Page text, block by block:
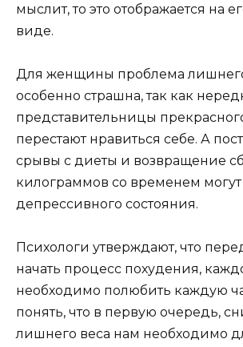
мыслит, то это отображается на
виде.
Для женщины проблема
особенно страшна, так как
представительницы
перестают нравиться себе. А
срывы с диеты и возвращение
килограммов со временем
депрессивного состояния.
Психологи утверждают, что
начать процесс похудения,
необходимо полюбить каждую
понять, что в первую очередь,
лишнего веса нам необходимо